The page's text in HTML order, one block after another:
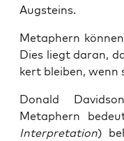
Augsteins.
Meta­phern
Dies liegt dar­an,
kert blei­ben, wenn
Donald
Meta­phern
Inter­pre­ta­ti­on)